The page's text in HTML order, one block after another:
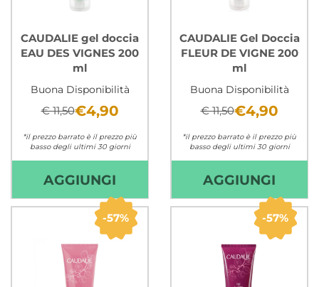
CAUDALIE gel doccia
EAU DES VIGNES 200
ml
Buona Disponibilità
€ 11,50€4,90
*il prezzo barrato è il prezzo più
basso degli ultimi 30 giorni
AGGIUNGI AGGIUNGI CAUDALIE
GEL
DOCCIA
EAU
CAUDALIE Gel Doccia
FLEUR DE VIGNE 200
ml
Buona Disponibilità
€ 11,50€4,90
*il prezzo barrato è il prezzo più
basso degli ultimi 30 giorni
AGGIUNGI
GEL
57% 57%